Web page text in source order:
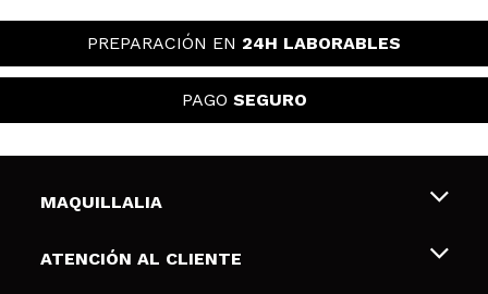
PREPARACIÓN EN 24H LABORABLES
PAGO SEGURO
MAQUILLALIA
Sobre nosotros
ATENCIÓN AL CLIENTE